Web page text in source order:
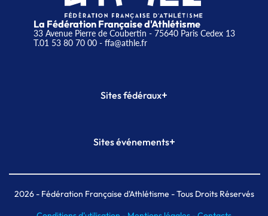
La Fédération Française d'Athlétisme
33 Avenue Pierre de Coubertin - 75640 Paris Cedex 13
T.01 53 80 70 00- ffa@athle.fr
Sites fédéraux+
Plateforme Formation
Sites événements+
Meeting de Paris indoor
MAIF Ekiden de Paris
2026- Fédération Française d'Athlétisme - Tous Droits Réservés